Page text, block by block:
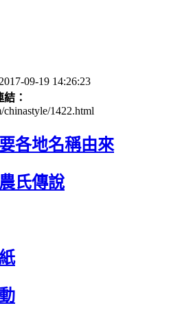
09-19 14:26:23
：
1422.html
各地名稱由來
氏傳說